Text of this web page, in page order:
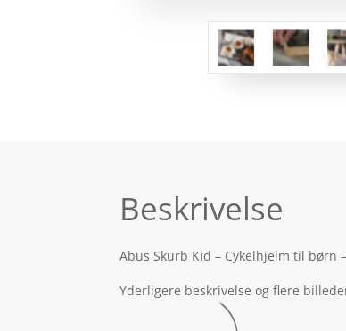
Beskrivelse
Abus Skurb Kid – Cykelhjelm til børn
Yderligere beskrivelse og flere